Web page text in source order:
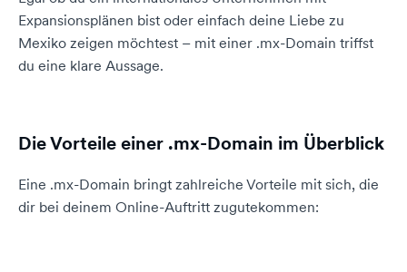
Expansionsplänen bist oder einfach deine Liebe zu
Mexiko zeigen möchtest – mit einer .mx-Domain triffst
du eine klare Aussage.
Die Vorteile einer .mx-Domain im Überblick
Eine .mx-Domain bringt zahlreiche Vorteile mit sich, die
dir bei deinem Online-Auftritt zugutekommen: